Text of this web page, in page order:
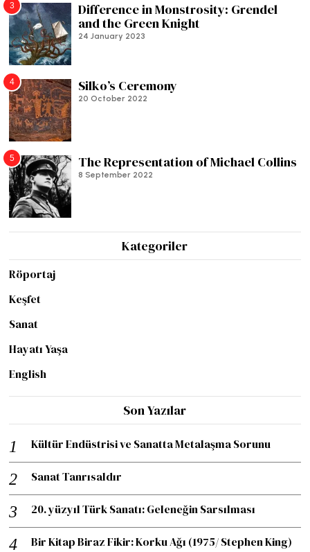
3
Difference in Monstrosity: Grendel
and the Green Knight
24 January 2023
4 Silko’s Ceremony
20 October 2022
5 The Representation of Michael Collins
8 September 2022
Kategoriler
Röportaj
Keşfet
Sanat
Hayatı Yaşa
English
Son Yazılar
Kültür Endüstrisi ve Sanatta Metalaşma Sorunu
Sanat Tanrısaldır
20. yüzyıl Türk Sanatı: Geleneğin Sarsılması
Bir Kitap Biraz Fikir: Korku Ağı (1975/ Stephen King)